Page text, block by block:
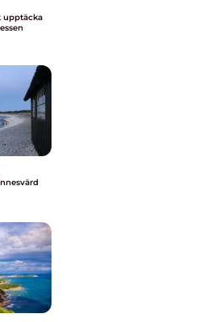
upptäcka